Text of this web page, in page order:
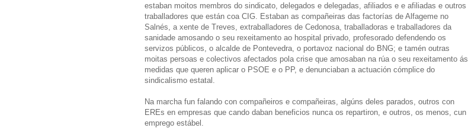
estaban moitos membros do sindicato, delegados e delegadas, afiliados e e afiliadas e outros
traballadores que están coa CIG. Estaban as compañeiras das factorías de Alfageme no
Salnés, a xente de Treves, extraballadores de Cedonosa, traballadoras e traballadores da
sanidade amosando o seu rexeitamento ao hospital privado, profesorado defendendo os
servizos públicos, o alcalde de Pontevedra, o portavoz nacional do BNG; e tamén outras
moitas persoas e colectivos afectados pola crise que amosaban na rúa o seu rexeitamento ás
medidas que queren aplicar o PSOE e o PP, e denunciaban a actuación cómplice do
sindicalismo estatal.
Na marcha fun falando con compañeiros e compañeiras, algúns deles parados, outros con
EREs en empresas que cando daban beneficios nunca os repartiron, e outros, os menos, cun
emprego estábel.